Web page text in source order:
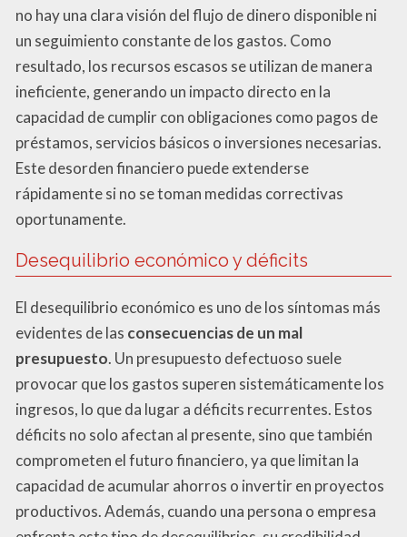
no hay una clara visión del flujo de dinero disponible ni
un seguimiento constante de los gastos. Como
resultado, los recursos escasos se utilizan de manera
ineficiente, generando un impacto directo en la
capacidad de cumplir con obligaciones como pagos de
préstamos, servicios básicos o inversiones necesarias.
Este desorden financiero puede extenderse
rápidamente si no se toman medidas correctivas
oportunamente.
Desequilibrio económico y déficits
El desequilibrio económico es uno de los síntomas más
evidentes de las consecuencias de un mal
presupuesto. Un presupuesto defectuoso suele
provocar que los gastos superen sistemáticamente los
ingresos, lo que da lugar a déficits recurrentes. Estos
déficits no solo afectan al presente, sino que también
comprometen el futuro financiero, ya que limitan la
capacidad de acumular ahorros o invertir en proyectos
productivos. Además, cuando una persona o empresa